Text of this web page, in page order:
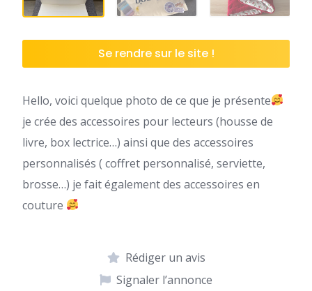
Se rendre sur le site !
Hello, voici quelque photo de ce que je présente
je crée des accessoires pour lecteurs (housse de
livre, box lectrice…) ainsi que des accessoires
personnalisés ( coffret personnalisé, serviette,
brosse…) je fait également des accessoires en
couture
Rédiger un avis
Signaler l’annonce